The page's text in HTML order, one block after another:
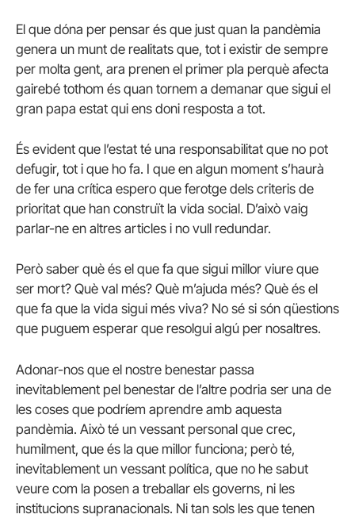
El que dóna per pensar és que just quan la pandèmia
genera un munt de realitats que, tot i existir de sempre
per molta gent, ara prenen el primer pla perquè afecta
gairebé tothom és quan tornem a demanar que sigui el
gran papa estat qui ens doni resposta a tot.
És evident que l’estat té una responsabilitat que no pot
defugir, tot i que ho fa. I que en algun moment s’haurà
de fer una crítica espero que ferotge dels criteris de
prioritat que han construït la vida social. D’això vaig
parlar-ne en altres articles i no vull redundar.
Però saber què és el que fa que sigui millor viure que
ser mort? Què val més? Què m’ajuda més? Què és el
que fa que la vida sigui més viva? No sé si són qüestions
que puguem esperar que resolgui algú per nosaltres.
Adonar-nos que el nostre benestar passa
inevitablement pel benestar de l’altre podria ser una de
les coses que podríem aprendre amb aquesta
pandèmia. Això té un vessant personal que crec,
humilment, que és la que millor funciona; però té,
inevitablement un vessant política, que no he sabut
veure com la posen a treballar els governs, ni les
institucions supranacionals. Ni tan sols les que tenen